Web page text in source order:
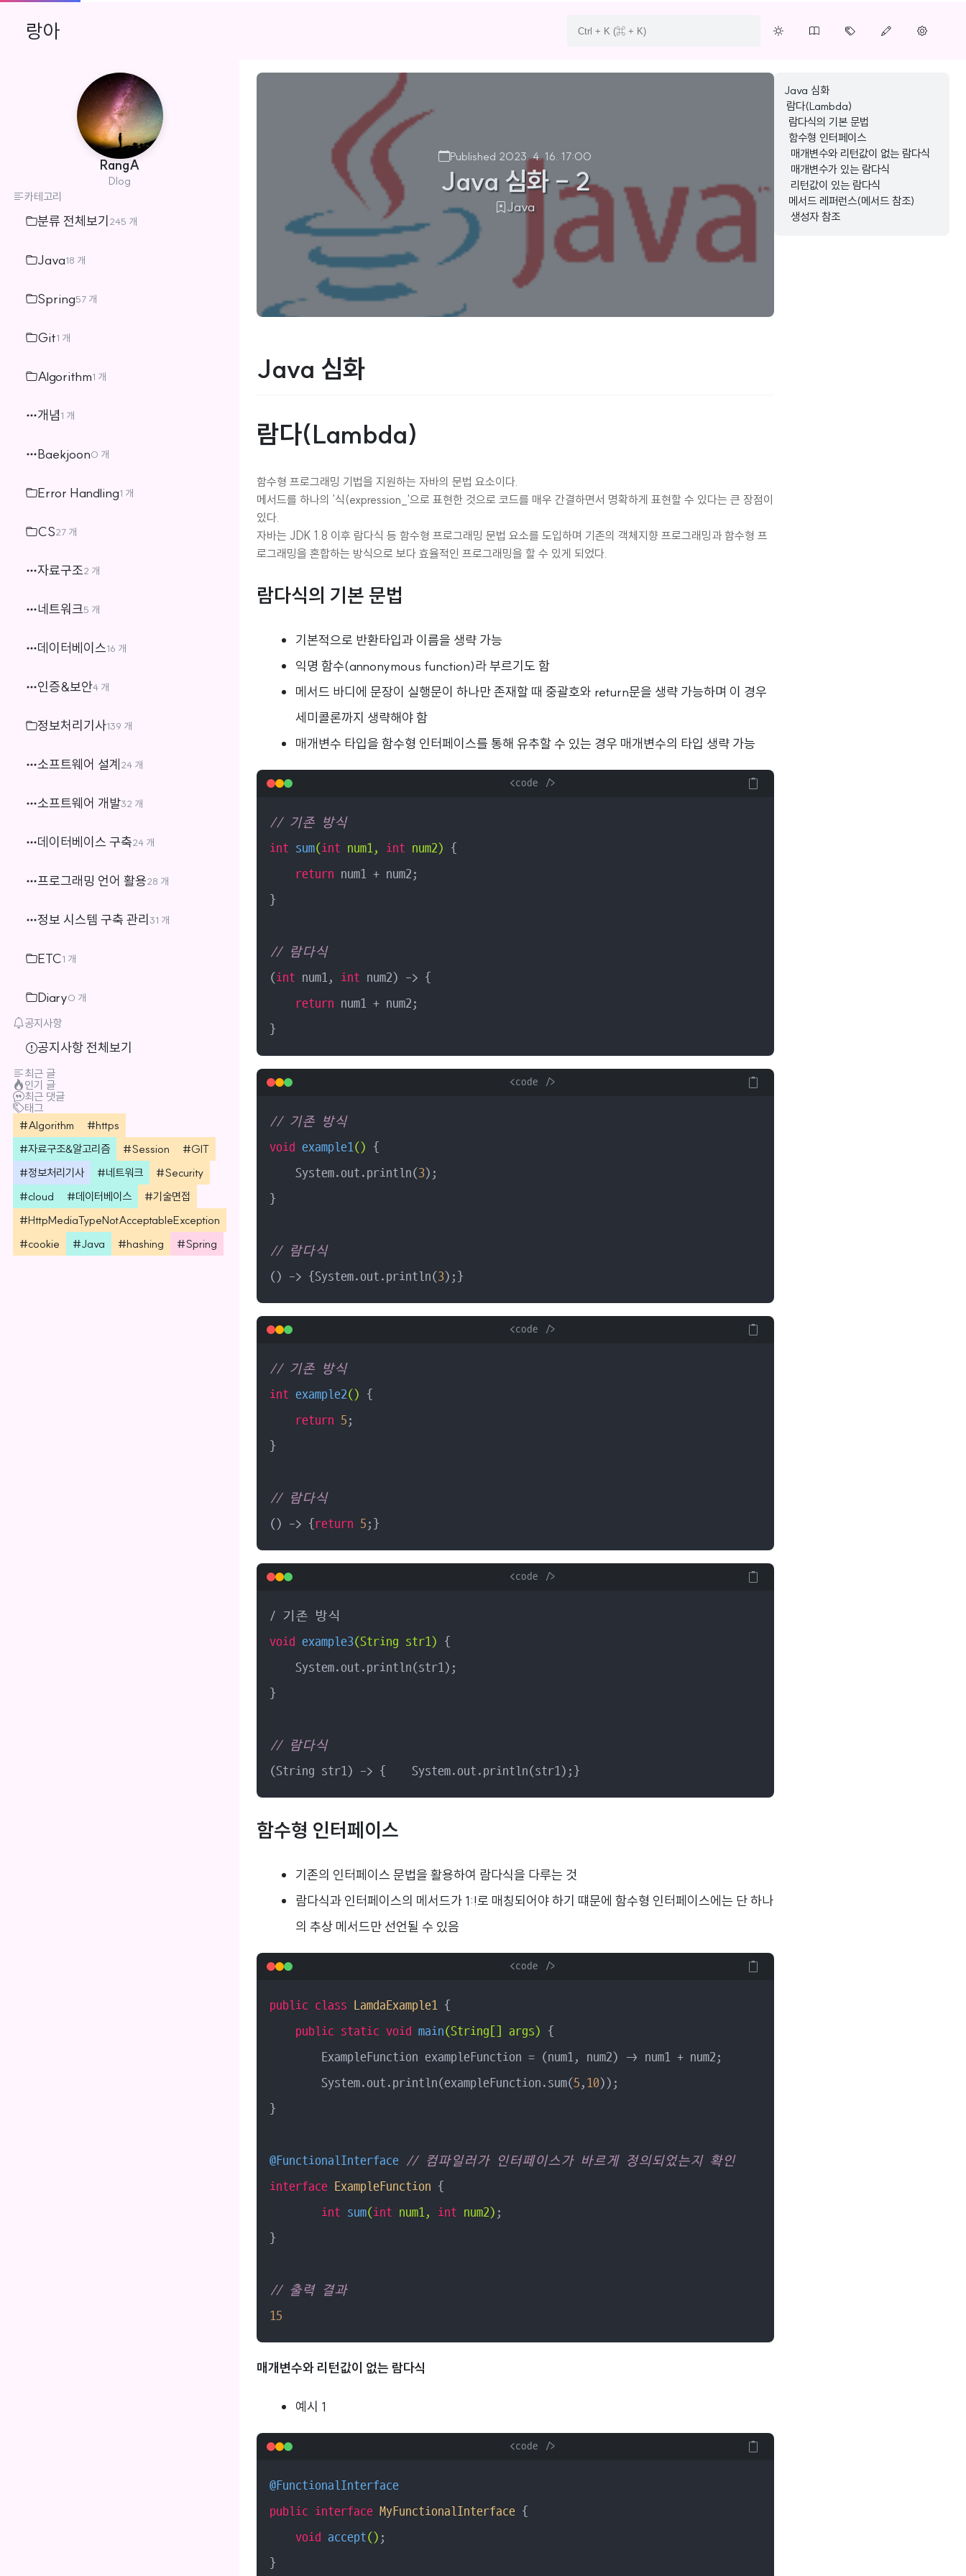
랑아
RangA
Dlog
카테고리
분류 전체보기 245 개
Java18 개
Spring57 개
Git1 개
Algorithm1 개
개념1 개
Baekjoon0 개
Error Handling1 개
CS27 개
자료구조2 개
네트워크5 개
데이터베이스16 개
인증&보안4 개
정보처리기사139 개
소프트웨어 설계24 개
소프트웨어 개발32 개
데이터베이스 구축24 개
프로그래밍 언어 활용28 개
정보 시스템 구축 관리31 개
ETC1 개
Diary0 개
공지사항
공지사항 전체보기
최근 글
인기 글
최근 댓글
태그
Algorithm
https
자료구조&알고리즘
Session
GIT
정보처리기사
네트워크
Security
cloud
데이터베이스
기술면접
HttpMediaTypeNotAcceptableException
cookie
Java hashing Spring
Published 2023. 4. 16. 17:00
Java 심화 - 2
Java
Java 심화
람다(Lambda)
함수형 프로그래밍 기법을 지원하는 자바의 문법 요소이다.
메서드를 하나의 '식(expression_'으로 표현한 것으로 코드를 매우 간결하면서 명확하게 표현할 수 있다는 큰 장점이
있다.
자바는 JDK 1.8 이후 람다식 등 함수형 프로그래밍 문법 요소를 도입하며 기존의 객체지향 프로그래밍과 함수형 프
로그래밍을 혼합하는 방식으로 보다 효율적인 프로그래밍을 할 수 있게 되었다.
람다식의 기본 문법
기본적으로 반환타입과 이름을 생략 가능
익명 함수(annonymous function)라 부르기도 함
메서드 바디에 문장이 실행문이 하나만 존재할 때 중괄호와 return문을 생략 가능하며 이 경우
세미콜론까지 생략해야 함
매개변수 타입을 함수형 인터페이스를 통해 유추할 수 있는 경우 매개변수의 타입 생략 가능
      <code />
// 기존 방식
int sum(int num1, int num2)
{
return num1 + num2;
}
// 람다식
(int num1, int num2) -> {
return num1 + num2;
}
      <code />
// 기존 방식
void example1()
{
    System.out.println(
3);
}
// 람다식
() -> {System.out.println(3);}
      <code />
// 기존 방식
int example2()
{
return 5 ;
}
// 람다식
() -> { return 5 ;}
      <code />
void example3(String str1)
{
    System.out.println(str1);
}
// 람다식
(String str1) -> {    System.out.println(str1);}
함수형 인터페이스
기존의 인터페이스 문법을 활용하여 람다식을 다루는 것
람다식과 인터페이스의 메서드가 1:!로 매칭되어야 하기 떄문에 함수형 인터페이스에는 단 하나
의 추상 메서드만 선언될 수 있음
      <code />
public class LamdaExample1 {
public static void main(String[] args)
{
        ExampleFunction exampleFunction = (num1, num2) -> num1 + num2;
        System.out.println(exampleFunction.sum(
5 , 10));
}
@FunctionalInterface
// 컴파일러가 인터페이스가 바르게 정의되었는지 확인
interface
ExampleFunction {
int sum(int num1, int num2) ;
}
// 출력 결과
15
매개변수와 리턴값이 없는 람다식
예시 1
      <code />
@FunctionalInterface
public interface MyFunctionalInterface {
void accept() ;
}
Java 심화
람다(Lambda)
람다식의 기본 문법
함수형 인터페이스
매개변수와 리턴값이 없는 람다식
매개변수가 있는 람다식
리턴값이 있는 람다식
메서드 레퍼런스(메서드 참조)
생성자 참조